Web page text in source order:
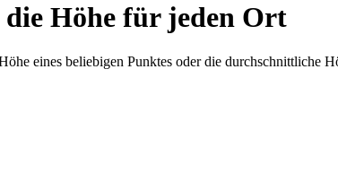
Höhe für jeden Ort
eines beliebigen Punktes oder die durchschnittliche